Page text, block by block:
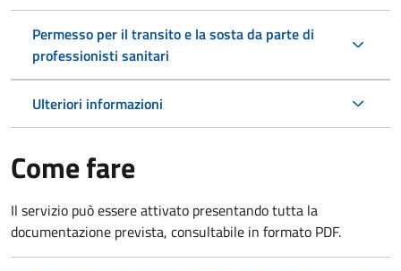
Permesso per il transito e la sosta da parte di
professionisti sanitari
Ulteriori informazioni
Come fare
Il servizio può essere attivato presentando tutta la
documentazione prevista, consultabile in formato PDF.